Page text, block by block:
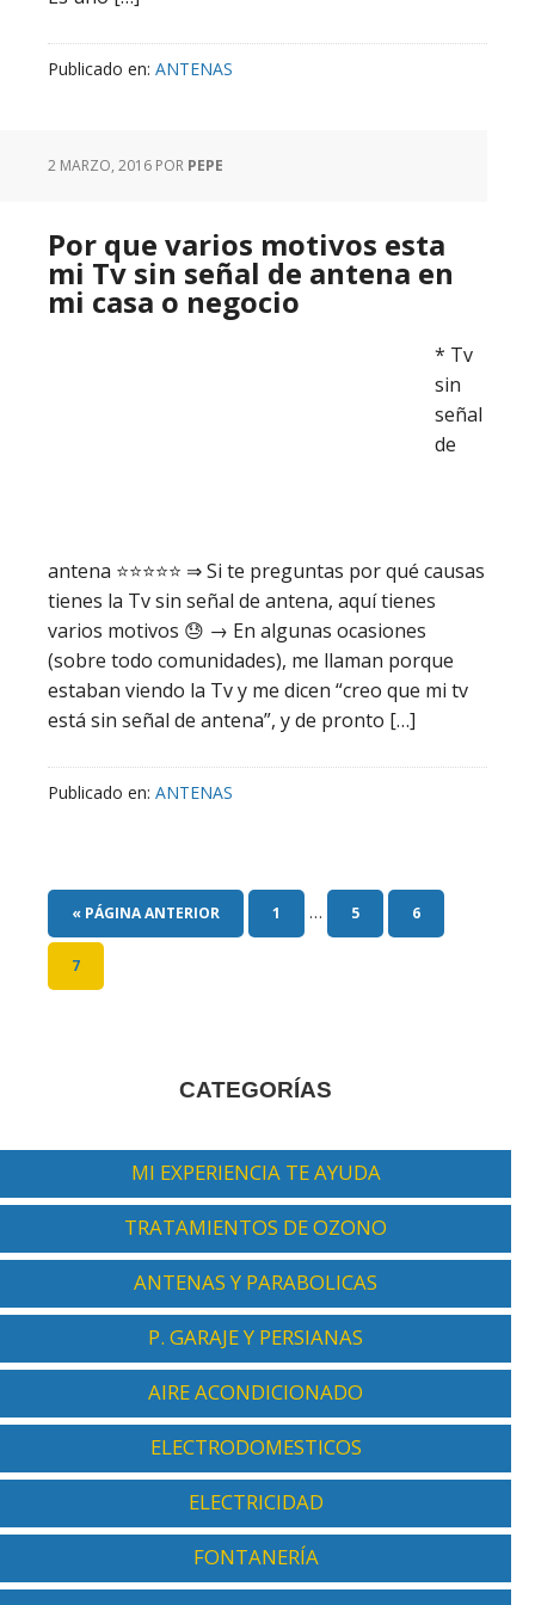
Publicado en: ANTENAS
2 MARZO, 2016 POR PEPE
Por que varios motivos esta
mi Tv sin señal de antena en
mi casa o negocio
* Tv
sin
señal
de
antena ⭐️⭐️⭐️⭐️⭐️ ⇒ Si te preguntas por qué causas
tienes la Tv sin señal de antena, aquí tienes
varios motivos 😓 → En algunas ocasiones
(sobre todo comunidades), me llaman porque
estaban viendo la Tv y me dicen “creo que mi tv
está sin señal de antena”, y de pronto […]
Publicado en: ANTENAS
« PÁGINA ANTERIOR 1 … 5 6
7
CATEGORÍAS
MI EXPERIENCIA TE AYUDA
TRATAMIENTOS DE OZONO
ANTENAS Y PARABOLICAS
P. GARAJE Y PERSIANAS
AIRE ACONDICIONADO
ELECTRODOMESTICOS
ELECTRICIDAD
FONTANERÍA